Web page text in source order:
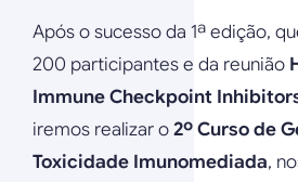
Após o sucesso da 1ª edição,
200 participantes e da reunião
Immune Checkpoint
iremos realizar o2º Curso de
Toxicidade Imunomediada,